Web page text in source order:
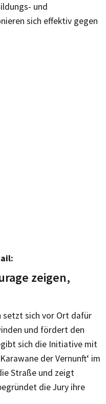
und
sich effektiv gegen
zeigen,
setzt sich vor Ort dafür
und fördert den
sich die Initiative mit
der Vernunft‘ im
Straße und zeigt
die Jury ihre